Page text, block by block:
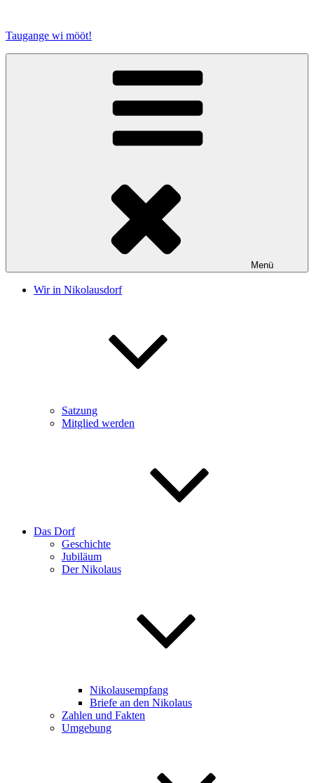
springen
Taugange wi mööt!
Menü
Wir in Nikolausdorf
Satzung
Mitglied werden
Das Dorf
Geschichte
Jubiläum
Der Nikolaus
Nikolausempfang
Briefe an den Nikolaus
Zahlen und Fakten
Umgebung